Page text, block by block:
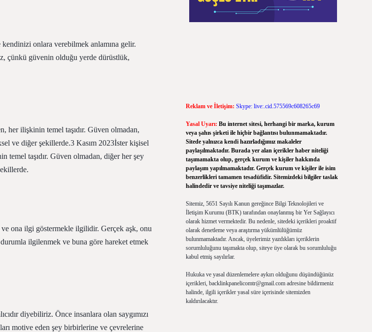
onlara verebilmek anlamına gelir.
çünkü güvenin olduğu yerde dürüstlük,
her ilişkinin temel taşıdır. Güven olmadan,
ve diğer şekillerde.3 Kasım 2023İster kişisel
temel taşıdır. Güven olmadan, diğer her şey
ona ilgi göstermekle ilgilidir. Gerçek aşk, onu
ilgilenmek ve buna göre hareket etmek
diyebiliriz. Önce insanlara olan saygımızı
motive eden şey birbirlerine ve çevrelerine
Reklam ve İletişim: Skype: live:.cid.575569c608265c69
Yasal Uyarı: Bu internet sitesi, herhangi bir marka, kurum
veya şahıs şirketi ile hiçbir bağlantısı bulunmamaktadır.
Sitede yalnızca kendi hazırladığımız makaleler
paylaşılmaktadır. Burada yer alan içerikler haber niteliği
taşımamakta olup, gerçek kurum ve kişiler hakkında
paylaşım yapılmamaktadır. Gerçek kurum ve kişiler ile isim
benzerlikleri tamamen tesadüfidir. Sitemizdeki bilgiler taslak
halindedir ve tavsiye niteliği taşımazlar.
Sitemiz, 5651 Sayılı Kanun gereğince Bilgi Teknolojileri ve
İletişim Kurumu (BTK) tarafından onaylanmış bir Yer Sağlayıcı
olarak hizmet vermektedir. Bu nedenle, sitedeki içerikleri proaktif
olarak denetleme veya araştırma yükümlülüğümüz
bulunmamaktadır. Ancak, üyelerimiz yazdıkları içeriklerin
sorumluluğunu taşımakta olup, siteye üye olarak bu sorumluluğu
kabul etmiş sayılırlar.
Hukuka ve yasal düzenlemelere aykırı olduğunu düşündüğünüz
içerikleri, backlinkpanelicomtr@gmail.comadresine bildirmeniz
halinde, ilgili içerikler yasal süre içerisinde sitemizden
kaldırılacaktır.